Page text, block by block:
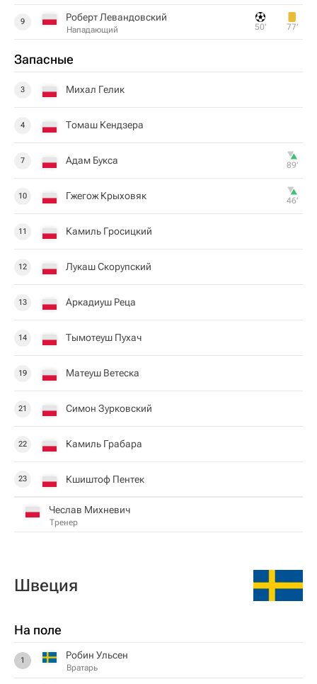
9 Роберт Левандовский
Нападающий 50‎’‎ 77‎’‎
Запасные
3 Михал Гелик
4 Томаш Кендзера
7 Адам Букса 89‎’‎
10 Гжегож Крыховяк 46‎’‎
11 Камиль Гросицкий
12 Лукаш Скорупский
13 Аркадиуш Реца
14 Тымотеуш Пухач
19 Матеуш Ветеска
21 Симон Зурковский
22 Камиль Грабара
23 Кшиштоф Пентек
Чеслав Михневич
Тренер
Швеция
На поле
1 Робин Ульсен
Вратарь